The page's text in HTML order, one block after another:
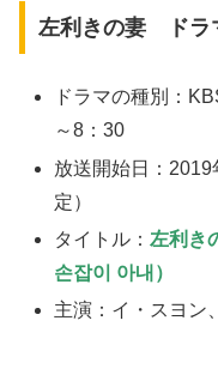
左利きの妻 ドラ
ドラマの種別：
～8：30
放送開始日：
定）
タイトル：左利き
손잡이 아내）
主演：イ・スヨン